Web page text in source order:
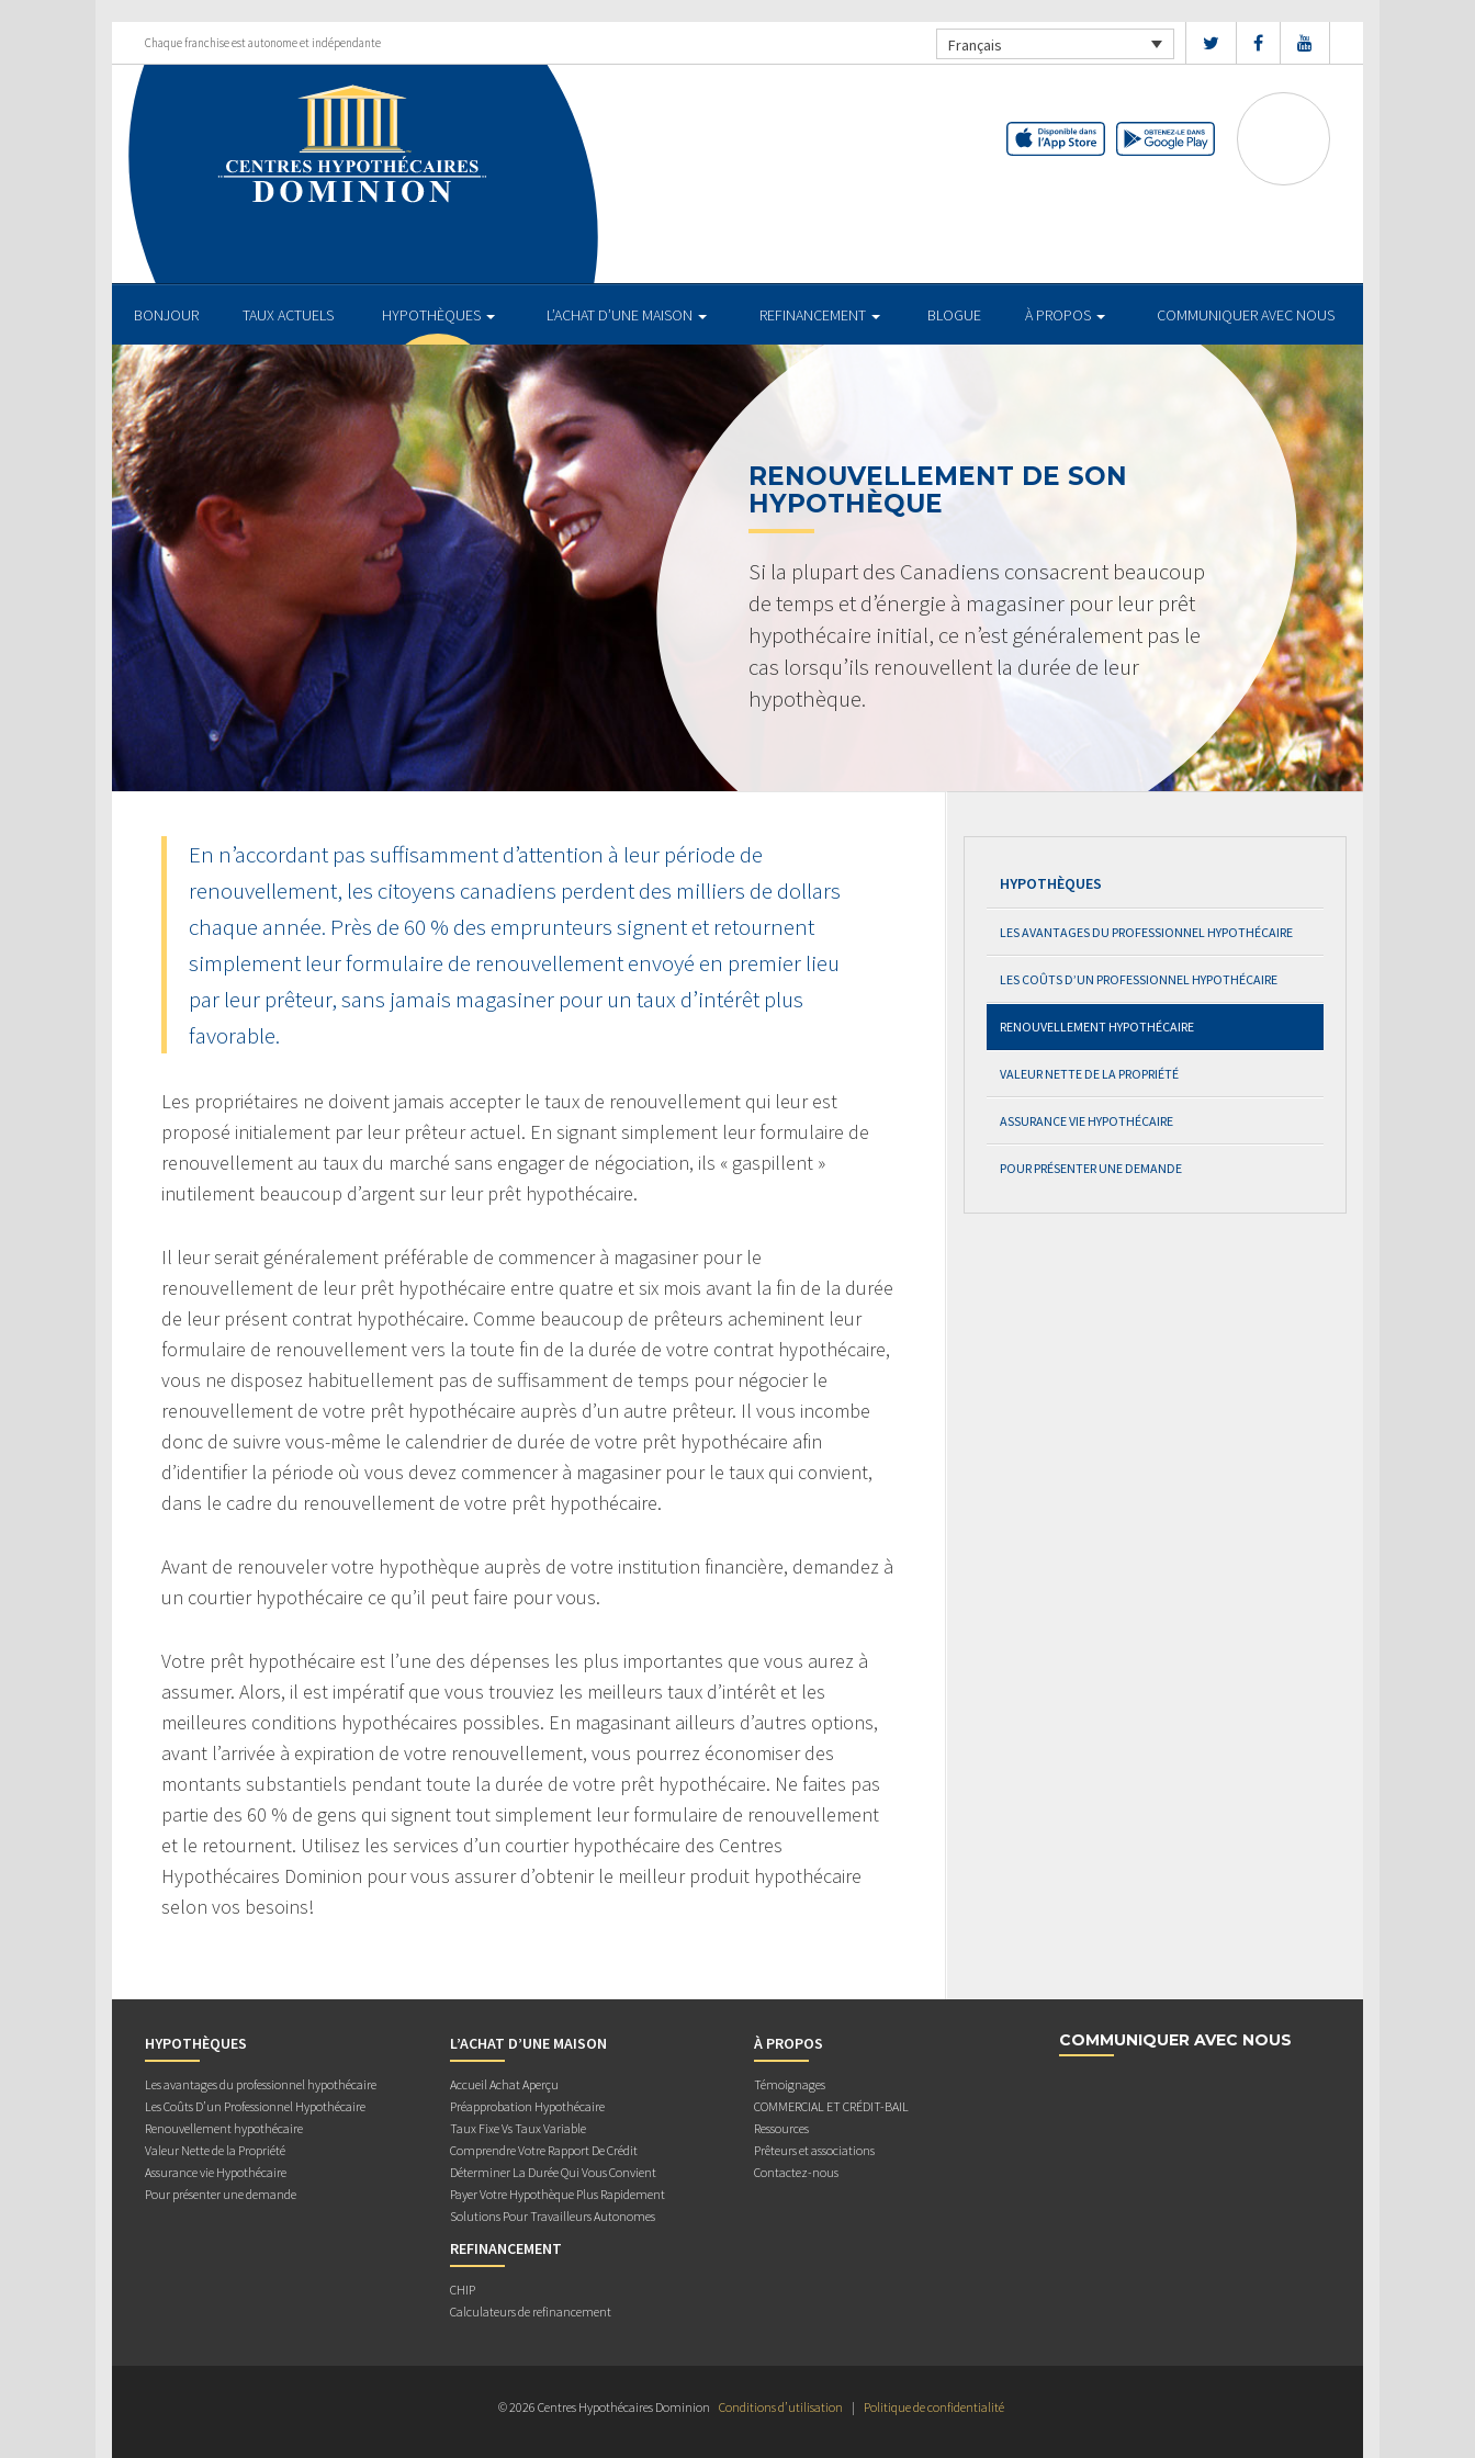
Chaque franchise est autonome et indépendante Français
BONJOUR TAUX ACTUELS HYPOTHÈQUES L’ACHAT D’UNE MAISON REFINANCEMENT BLOGUE À PROPOS COMMUNIQUER AVEC NOUS
RENOUVELLEMENT DE SON
HYPOTHÈQUE
Si la plupart des Canadiens consacrent beaucoup
de temps et d’énergie à magasiner pour leur prêt
hypothécaire initial, ce n’est généralement pas le
cas lorsqu’ils renouvellent la durée de leur
hypothèque.
En n’accordant pas suffisamment d’attention à leur période de
renouvellement, les citoyens canadiens perdent des milliers de dollars
chaque année. Près de 60 % des emprunteurs signent et retournent
simplement leur formulaire de renouvellement envoyé en premier lieu
par leur prêteur, sans jamais magasiner pour un taux d’intérêt plus
favorable.
Les propriétaires ne doivent jamais accepter le taux de renouvellement qui leur est
proposé initialement par leur prêteur actuel. En signant simplement leur formulaire de
renouvellement au taux du marché sans engager de négociation, ils « gaspillent »
inutilement beaucoup d’argent sur leur prêt hypothécaire.
Il leur serait généralement préférable de commencer à magasiner pour le
renouvellement de leur prêt hypothécaire entre quatre et six mois avant la fin de la durée
de leur présent contrat hypothécaire. Comme beaucoup de prêteurs acheminent leur
formulaire de renouvellement vers la toute fin de la durée de votre contrat hypothécaire,
vous ne disposez habituellement pas de suffisamment de temps pour négocier le
renouvellement de votre prêt hypothécaire auprès d’un autre prêteur. Il vous incombe
donc de suivre vous-même le calendrier de durée de votre prêt hypothécaire afin
d’identifier la période où vous devez commencer à magasiner pour le taux qui convient,
dans le cadre du renouvellement de votre prêt hypothécaire.
Avant de renouveler votre hypothèque auprès de votre institution financière, demandez à
un courtier hypothécaire ce qu’il peut faire pour vous.
Votre prêt hypothécaire est l’une des dépenses les plus importantes que vous aurez à
assumer. Alors, il est impératif que vous trouviez les meilleurs taux d’intérêt et les
meilleures conditions hypothécaires possibles. En magasinant ailleurs d’autres options,
avant l’arrivée à expiration de votre renouvellement, vous pourrez économiser des
montants substantiels pendant toute la durée de votre prêt hypothécaire. Ne faites pas
partie des 60 % de gens qui signent tout simplement leur formulaire de renouvellement
et le retournent. Utilisez les services d’un courtier hypothécaire des Centres
Hypothécaires Dominion pour vous assurer d’obtenir le meilleur produit hypothécaire
selon vos besoins!
HYPOTHÈQUES
LES AVANTAGES DU PROFESSIONNEL HYPOTHÉCAIRE
LES COÛTS D’UN PROFESSIONNEL HYPOTHÉCAIRE
RENOUVELLEMENT HYPOTHÉCAIRE
VALEUR NETTE DE LA PROPRIÉTÉ
ASSURANCE VIE HYPOTHÉCAIRE
POUR PRÉSENTER UNE DEMANDE
HYPOTHÈQUES
Les avantages du professionnel hypothécaire
Les Coûts D’un Professionnel Hypothécaire
Renouvellement hypothécaire
Valeur Nette de la Propriété
Assurance vie Hypothécaire
Pour présenter une demande
L’ACHAT D’UNE MAISON
Accueil Achat Aperçu
Préapprobation Hypothécaire
Taux Fixe Vs Taux Variable
Comprendre Votre Rapport De Crédit
Déterminer La Durée Qui Vous Convient
Payer Votre Hypothèque Plus Rapidement
Solutions Pour Travailleurs Autonomes
REFINANCEMENT
CHIP
Calculateurs de refinancement
À PROPOS
Témoignages
COMMERCIAL ET CRÉDIT-BAIL
Ressources
Prêteurs et associations
Contactez-nous
COMMUNIQUER AVEC NOUS
© 2026 Centres Hypothécaires Dominion Conditions d’utilisation | Politique de confidentialité